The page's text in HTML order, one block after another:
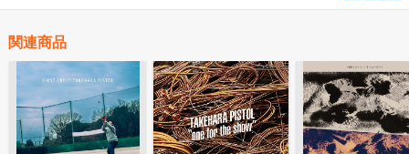
関連商品